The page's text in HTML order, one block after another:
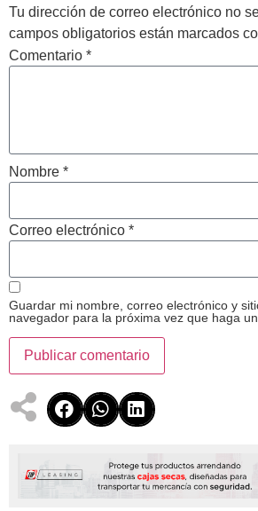
Tu dirección de correo electrónico no
campos obligatorios están marcados
Comentario *
Nombre *
Correo electrónico *
Guardar mi nombre, correo electrónico y
navegador para la próxima vez que haga